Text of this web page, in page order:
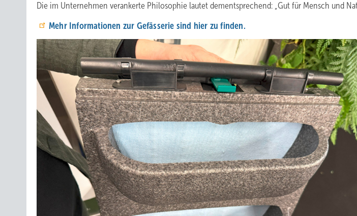
Die im Unternehmen verankerte Philosophie lautet dementsprechend: „Gut für Mensch und
Mehr Informationen zur Gefässerie sind hier zu finden.